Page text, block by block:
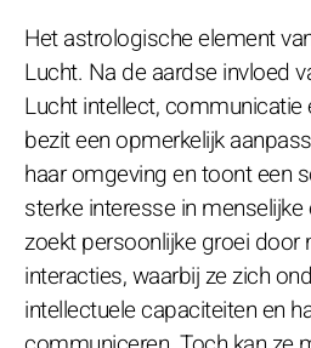
Het astrologische element
Lucht. Na de aardse invloed
Lucht intellect, communicatie
bezit een opmerkelijk
haar omgeving en toont een
sterke interesse in
zoekt persoonlijke groei door
interacties, waarbij ze zich
intellectuele capaciteiten en